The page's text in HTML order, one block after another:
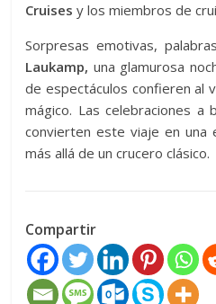
Cruises y los miembros de
Sorpresas emotivas,
Laukamp, ​​una glamurosa
de espectáculos confieren al
mágico. Las celebraciones a
convierten este viaje en una
más allá de un crucero clásico.
Compartir